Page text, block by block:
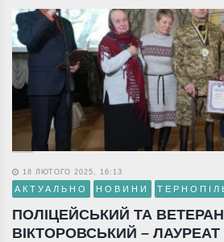
18 ЛЮТОГО 2025, 16:13
АКТУАЛЬНО НОВИНИ
ПОЛІЦЕЙСЬКИЙ ТА
ВІКТОРОВСЬКИЙ –